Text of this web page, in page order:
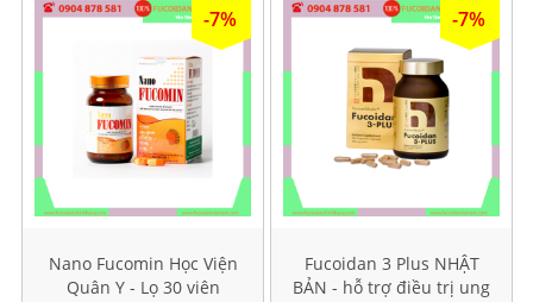
-7%
Nano Fucomin Học Viện
Quân Y - Lọ 30 viên
-7%
Fucoidan 3 Plus NHẬT
BẢN - hỗ trợ điều trị ung